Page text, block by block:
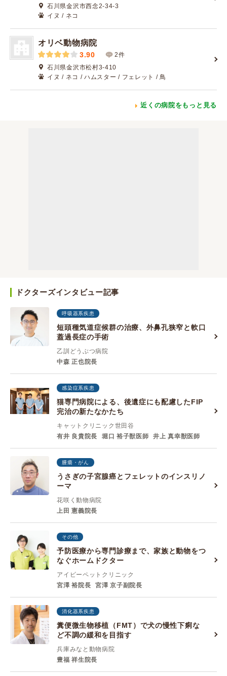
石川県金沢市西念2-34-3
イヌ / ネコ
オリベ動物病院
3.90
2件
石川県金沢市松村3-410
イヌ / ネコ / ハムスター / フェレット / 鳥
近くの病院をもっと見る
ドクターズインタビュー記事
呼吸器系疾患
短頭種気道症候群の治療、外鼻孔狭窄と軟口
蓋過長症の手術
乙訓どうぶつ病院
中森 正也院長
感染症系疾患
猫専門病院による、後遺症にも配慮したFIP
完治の新たなかたち
キャットクリニック世田谷
有井 良貴院長
堀口 裕子獣医師 井上 真幸獣医師
腫瘍・がん
うさぎの子宮腺癌とフェレットのインスリノ
ーマ
花咲く動物病院
上田 憲義院長
その他
予防医療から専門診療まで、家族と動物をつ
なぐホームドクター
アイビーペットクリニック
宮澤 裕院長
宮澤 京子副院長
消化器系疾患
糞便微生物移植（FMT）で犬の慢性下痢な
ど不調の緩和を目指す
兵庫みなと動物病院
豊福 祥生院長